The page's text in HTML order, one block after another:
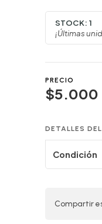
STOCK: 1
¡Últimas
PRECIO
$5.000
DETALLES
Condición
Compartir